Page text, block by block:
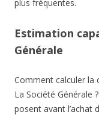
plus fréquentes.
Estimation
Générale
Comment calculer la
La Société Générale
posent avant l’achat